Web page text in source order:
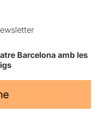
Barcelona amb les